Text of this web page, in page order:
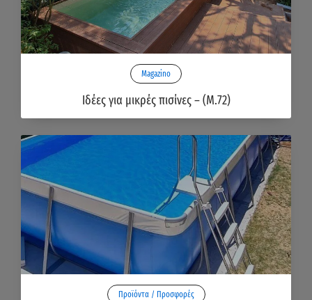
Magazino
Ιδέες για μικρές πισίνες – (Μ.72)
Προϊόντα / Προσφορές